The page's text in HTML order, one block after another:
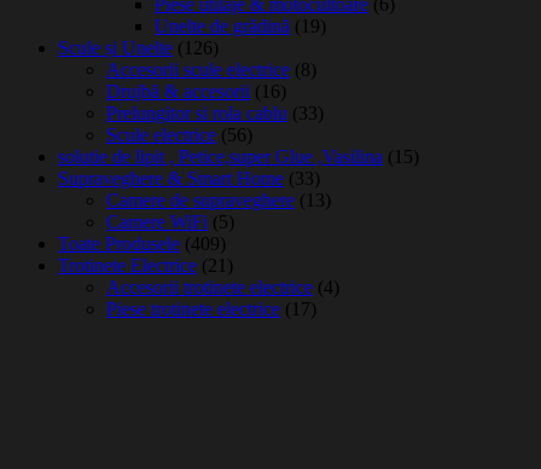
Unelte de grădină (19)
Scule și Unelte (126)
Accesorii scule electrice (8)
Drujbă & accesorii (16)
Prelungitor si rola cablu (33)
Scule electrice (56)
solutie de lipit , Petice,super Glue ,Vasilina (15)
Supraveghere & Smart Home (33)
Camere de supraveghere (13)
Camere WiFi (5)
Toate Produsele (409)
Trotinete Electrice (21)
Accesorii trotinete electrice (4)
Piese trotinete electrice (17)